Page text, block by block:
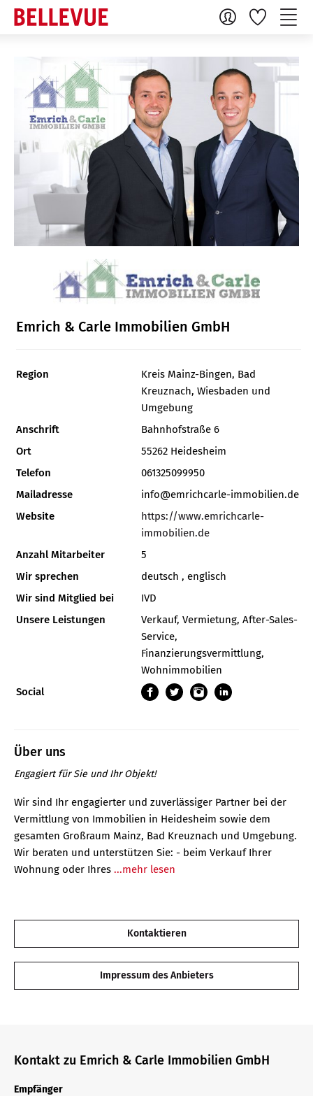
Emrich & Carle Immobilien GmbH
Region
Kreis Mainz-Bingen, Bad
Kreuznach, Wiesbaden und
Umgebung
Anschrift
Bahnhofstraße 6
Ort
55262 Heidesheim
Telefon
061325099950
Mailadresse
info@emrichcarle-immobilien.de
Website
https://www.emrichcarle-
immobilien.de
Anzahl Mitarbeiter
5
Wir sprechen
deutsch , englisch
Wir sind Mitglied bei
IVD
Unsere Leistungen
Verkauf, Vermietung, After-Sales-
Service,
Finanzierungsvermittlung,
Wohnimmobilien
Social
Über uns
Engagiert für Sie und Ihr Objekt!
Wir sind Ihr engagierter und zuverlässiger Partner bei der
Vermittlung von Immobilien in Heidesheim sowie dem
gesamten Großraum Mainz, Bad Kreuznach und Umgebung.
Wir beraten und unterstützen Sie: - beim Verkauf Ihrer
Wohnung oder Ihres ...mehr lesen
Kontaktieren
Impressum des Anbieters
Kontakt zu Emrich & Carle Immobilien GmbH
Empfänger